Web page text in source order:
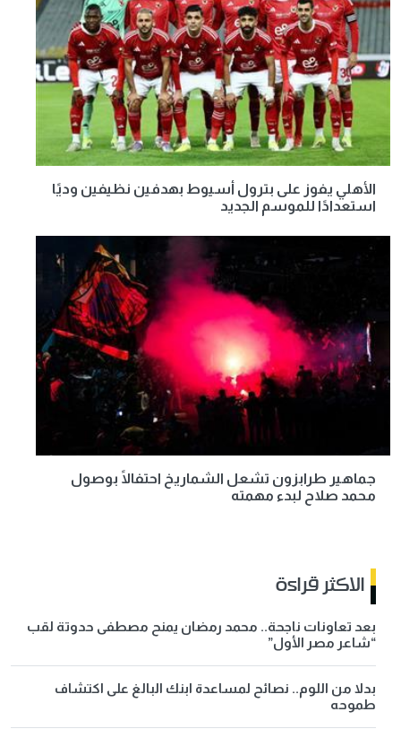
الأهلي يفوز على بترول أسيوط بهدفين نظيفين وديًا
استعدادًا للموسم الجديد
جماهير طرابزون تشعل الشماريخ احتفالًا بوصول
محمد صلاح لبدء مهمته
الاكثر قراءة
بعد تعاونات ناجحة.. محمد رمضان يمنح مصطفى حدوتة لقب
“شاعر مصر الأول”
بدلا من اللوم.. نصائح لمساعدة ابنك البالغ على اكتشاف
طموحه